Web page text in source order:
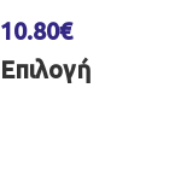
10.80€
Επιλογή